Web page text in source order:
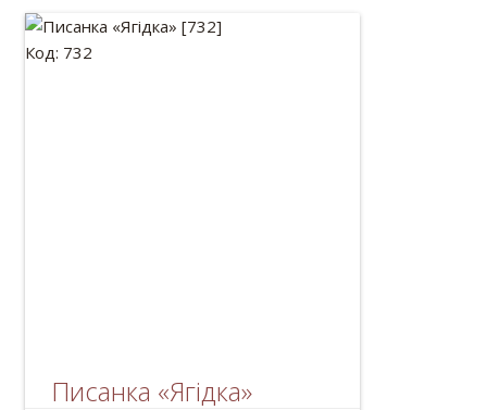
Код: 732
Писанка «Ягідка»